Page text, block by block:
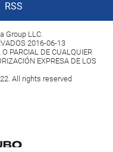
RSS
Group LLC.
2016-06-13
PARCIAL DE CUALQUIER
EXPRESA DE LOS
All rights reserved